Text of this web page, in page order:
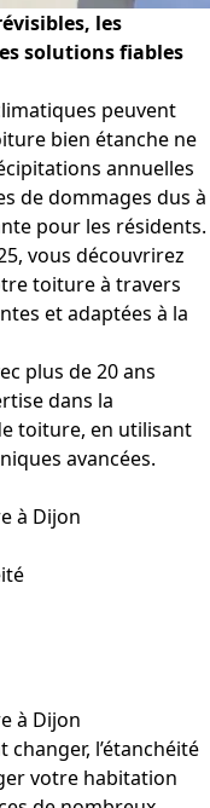
les
solutions fiables
peuvent
bien étanche ne
annuelles
de dommages dus à
pour les résidents.
vous découvrirez
toiture à travers
et adaptées à la
plus de 20 ans
dans la
toiture, en utilisant
avancées.
à Dijon
à Dijon
l’étanchéité
votre habitation